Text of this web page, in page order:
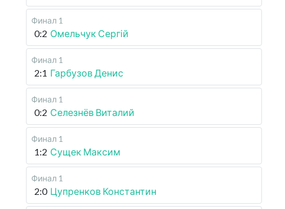
Финал 1
0:2 Омельчук Сергій
Финал 1
2:1 Гарбузов Денис
Финал 1
0:2 Селезнёв Виталий
Финал 1
1:2 Сущек Максим
Финал 1
2:0 Цупренков Константин